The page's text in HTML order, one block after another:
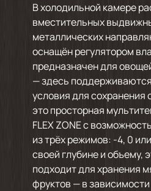
В холодильной камере
вместительных
металлических
оснащён регулятором
предназначен для
— здесь
условия для сохранения
это просторная
FLEX ZONE с
из трёх режимов: -4, 0
своей глубине и объему,
подходит для хранения
фруктов — в зависимости